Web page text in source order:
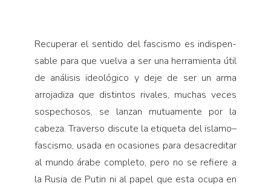
Recuperar el sentido del fascismo es indispen­
sable para que vuelva a ser una herramienta útil
de análisis ideológico y deje de ser un arma
arrojadiza que distintos rivales, muchas veces
sospechosos, se lanzan mutuamente por la
cabeza. Traverso discute la etiqueta del islamo–
fascismo, usada en ocasiones para desacreditar
al mundo árabe completo, pero no se refiere a
la Rusia de Putin ni al papel que esta ocupa en